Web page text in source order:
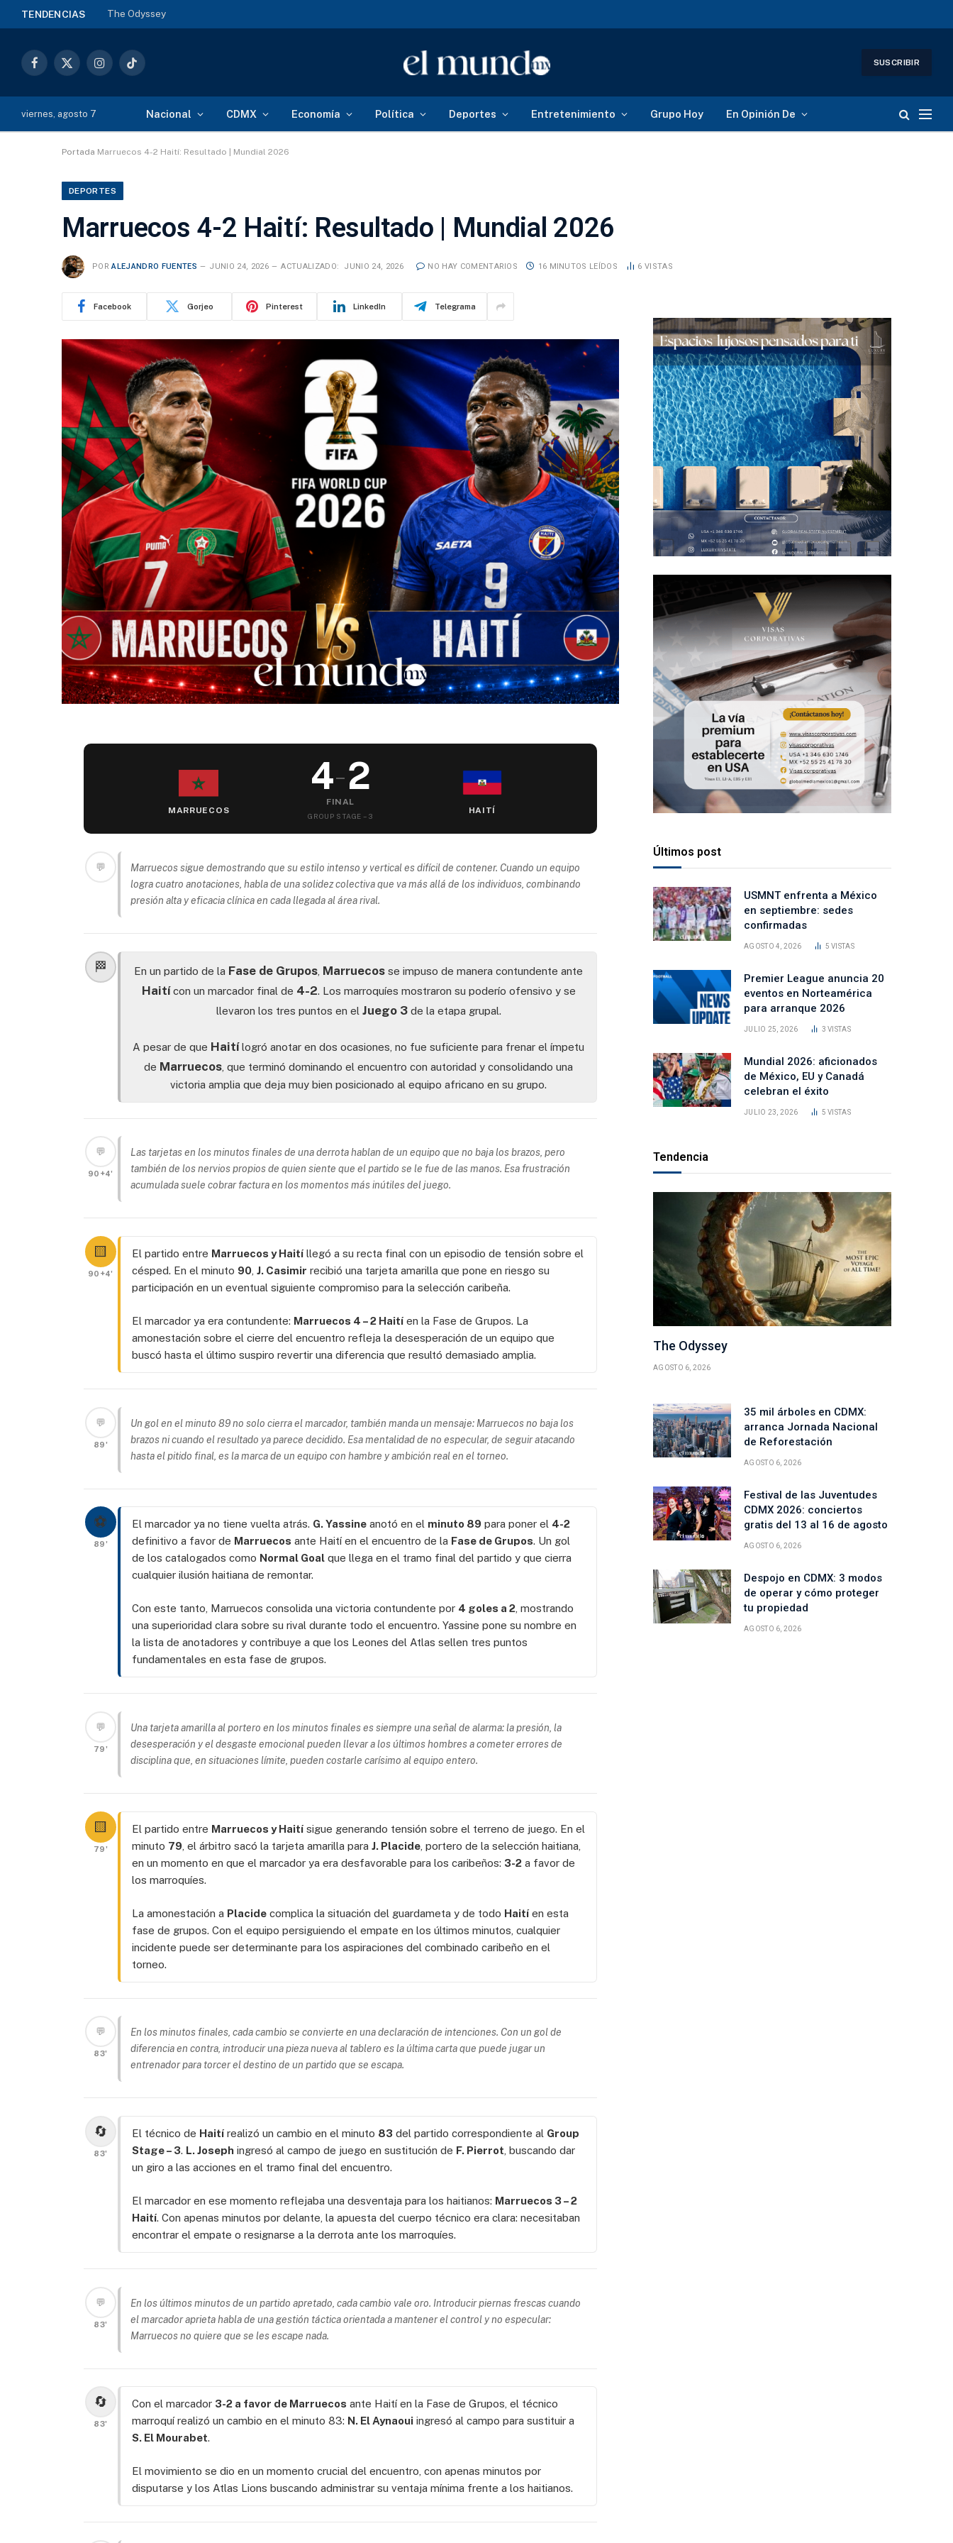
TENDENCIAS The Odyssey
Facebook
X
InstagramTikTok
SUSCRIBIR
viernes, agosto 7 Nacional CDMX Economía Política Deportes Entretenimiento Grupo Hoy En Opinión De
Portada Marruecos 4-2 Haití: Resultado | Mundial 2026
DEPORTES
Marruecos 4-2 Haití: Resultado | Mundial 2026
POR ALEJANDRO FUENTES JUNIO 24, 2026 ACTUALIZADO: JUNIO 24, 2026 NO HAY COMENTARIOS 16 MINUTOS LEÍDOS 6VISTAS
Facebook Gorjeo Pinterest LinkedIn Telegrama
MARRUECOS
4–2
FINAL
GROUP STAGE – 3
HAITÍ
💬
Marruecos sigue demostrando que su estilo intenso y vertical es difícil de contener. Cuando un equipo
logra cuatro anotaciones, habla de una solidez colectiva que va más allá de los individuos, combinando
presión alta y eficacia clínica en cada llegada al área rival.
🏁 En un partido de la Fase de Grupos Marruecos se impuso de manera contundente ante
Haitícon un marcador final de 4-2. Los marroquíes mostraron su poderío ofensivo y se
llevaron los tres puntos en el Juego 3de la etapa grupal.
A pesar de que Haitílogró anotar en dos ocasiones, no fue suficiente para frenar el ímpetu
de Marruecos , que terminó dominando el encuentro con autoridad y consolidando una
victoria amplia que deja muy bien posicionado al equipo africano en su grupo.
💬
90+4'
Las tarjetas en los minutos finales de una derrota hablan de un equipo que no baja los brazos, pero
también de los nervios propios de quien siente que el partido se le fue de las manos. Esa frustración
acumulada suele cobrar factura en los momentos más inútiles del juego.
🟨
90+4'
El partido entre Marruecos y Haitíllegó a su recta final con un episodio de tensión sobre el
césped. En el minuto 90, J. Casimir recibió una tarjeta amarilla que pone en riesgo su
participación en un eventual siguiente compromiso para la selección caribeña.
El marcador ya era contundente: Marruecos 4 – 2 Haitíen la Fase de Grupos. La
amonestación sobre el cierre del encuentro refleja la desesperación de un equipo que
buscó hasta el último suspiro revertir una diferencia que resultó demasiado amplia.
💬
89'
Un gol en el minuto 89 no solo cierra el marcador, también manda un mensaje: Marruecos no baja los
brazos ni cuando el resultado ya parece decidido. Esa mentalidad de no especular, de seguir atacando
hasta el pitido final, es la marca de un equipo con hambre y ambición real en el torneo.
⚽
89'
El marcador ya no tiene vuelta atrás. G. Yassineanotó en el minuto 89para poner el 4-2
definitivo a favor de Marruecos ante Haití en el encuentro de la Fase de Grupos. Un gol
de los catalogados como Normal Goalque llega en el tramo final del partido y que cierra
cualquier ilusión haitiana de remontar.
Con este tanto, Marruecos consolida una victoria contundente por 4 goles a 2, mostrando
una superioridad clara sobre su rival durante todo el encuentro. Yassine pone su nombre en
la lista de anotadores y contribuye a que los Leones del Atlas sellen tres puntos
fundamentales en esta fase de grupos.
💬
79'
Una tarjeta amarilla al portero en los minutos finales es siempre una señal de alarma: la presión, la
desesperación y el desgaste emocional pueden llevar a los últimos hombres a cometer errores de
disciplina que, en situaciones límite, pueden costarle carísimo al equipo entero.
🟨
79'
El partido entre Marruecos y Haitísigue generando tensión sobre el terreno de juego. En el
minuto 79, el árbitro sacó la tarjeta amarilla para J. Placide, portero de la selección haitiana,
en un momento en que el marcador ya era desfavorable para los caribeños: 3-2a favor de
los marroquíes.
La amonestación a Placidecomplica la situación del guardameta y de todo Haitíen esta
fase de grupos. Con el equipo persiguiendo el empate en los últimos minutos, cualquier
incidente puede ser determinante para los aspiraciones del combinado caribeño en el
torneo.
💬
83'
En los minutos finales, cada cambio se convierte en una declaración de intenciones. Con un gol de
diferencia en contra, introducir una pieza nueva al tablero es la última carta que puede jugar un
entrenador para torcer el destino de un partido que se escapa.
🔄
83'
El técnico de Haitírealizó un cambio en el minuto 83 del partido correspondiente al Group
Stage – 3. L. Josephingresó al campo de juego en sustitución de F. Pierrot , buscando dar
un giro a las acciones en el tramo final del encuentro.
El marcador en ese momento reflejaba una desventaja para los haitianos: Marruecos 3 – 2
Haití. Con apenas minutos por delante, la apuesta del cuerpo técnico era clara: necesitaban
encontrar el empate o resignarse a la derrota ante los marroquíes.
💬
83'
En los últimos minutos de un partido apretado, cada cambio vale oro. Introducir piernas frescas cuando
el marcador aprieta habla de una gestión táctica orientada a mantener el control y no especular:
Marruecos no quiere que se les escape nada.
🔄
83'
Con el marcador 3-2 a favor de Marruecos ante Haití en la Fase de Grupos, el técnico
marroquí realizó un cambio en el minuto 83: N. El Aynaouiingresó al campo para sustituir a
S. El Mourabet.
El movimiento se dio en un momento crucial del encuentro, con apenas minutos por
disputarse y los Atlas Lions buscando administrar su ventaja mínima frente a los haitianos.
Últimos post
USMNT enfrenta a México
en septiembre: sedes
confirmadas
AGOSTO 4, 2026 5VISTAS
Premier League anuncia 20
eventos en Norteamérica
para arranque 2026
JULIO 25, 2026 3VISTAS
Mundial 2026: aficionados
de México, EU y Canadá
celebran el éxito
JULIO 23, 2026 5VISTAS
Tendencia
The Odyssey
AGOSTO 6, 2026
35 mil árboles en CDMX:
arranca Jornada Nacional
de Reforestación
AGOSTO 6, 2026
Festival de las Juventudes
CDMX 2026: conciertos
gratis del 13 al 16 de agosto
AGOSTO 6, 2026
Despojo en CDMX: 3 modos
de operar y cómo proteger
tu propiedad
AGOSTO 6, 2026